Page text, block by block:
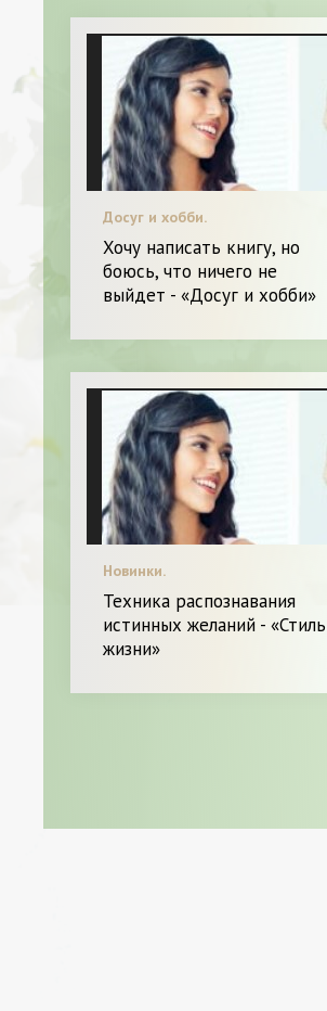
Досуг и хобби.
Хочу написать книгу, но
боюсь, что ничего не
выйдет - «Досуг и хобби»
Новинки.
Техника распознавания
истинных желаний - «Стиль
жизни»